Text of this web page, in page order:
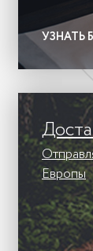
УЗНАТЬ
Европы